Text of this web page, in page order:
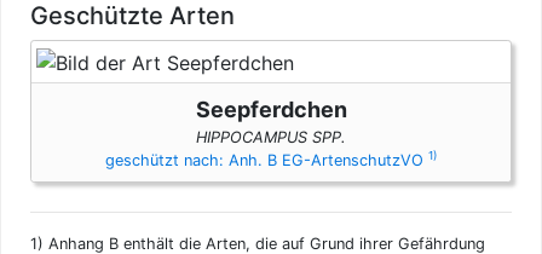
Geschützte Arten
Seepferdchen
HIPPOCAMPUS SPP.
geschützt nach: Anh. B EG-ArtenschutzVO 1)
1) Anhang B enthält die Arten, die auf Grund ihrer Gefährdung